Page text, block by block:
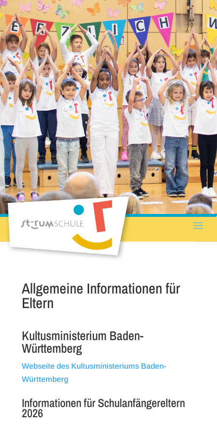
Allgemeine Informationen für
Eltern
Kultusministerium Baden-
Württemberg
Webseite des Kultusministeriums Baden-
Württemberg
Informationen für Schulanfängereltern
2026